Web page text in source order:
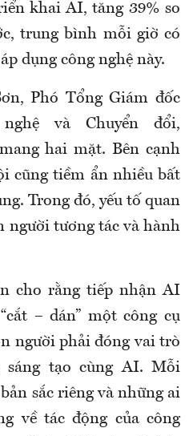
khai AI, tăng 39% so
trung bình mỗi giờ có
dụng công nghệ này.
Phó Tổng Giám đốc
và Chuyển đổi,
hai mặt. Bên cạnh
cũng tiềm ẩn nhiều bất
Trong đó, yếu tố quan
người tương tác và hành
cho rằng tiếp nhận AI
– dán” một công cụ
người phải đóng vai trò
sáng tạo cùng AI. Mỗi
sắc riêng và những ai
về tác động của công